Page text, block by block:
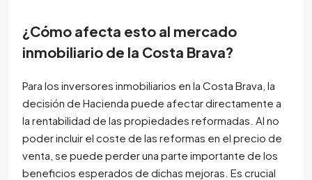
¿Cómo afecta esto al mercado
inmobiliario de la Costa Brava?
Para los inversores inmobiliarios en la Costa Brava, la
decisión de Hacienda puede afectar directamente a
la rentabilidad de las propiedades reformadas. Al no
poder incluir el coste de las reformas en el precio de
venta, se puede perder una parte importante de los
beneficios esperados de dichas mejoras. Es crucial